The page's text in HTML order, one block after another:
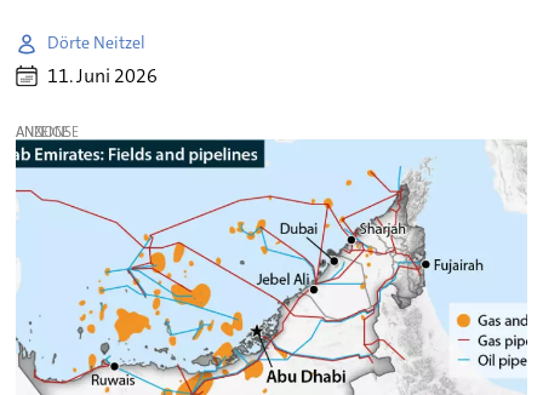
Dörte Neitzel
11. Juni 2026
ANZEIGE